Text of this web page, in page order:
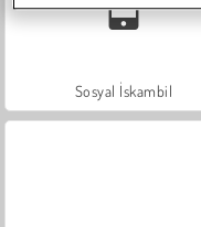
Sosyal İskambil